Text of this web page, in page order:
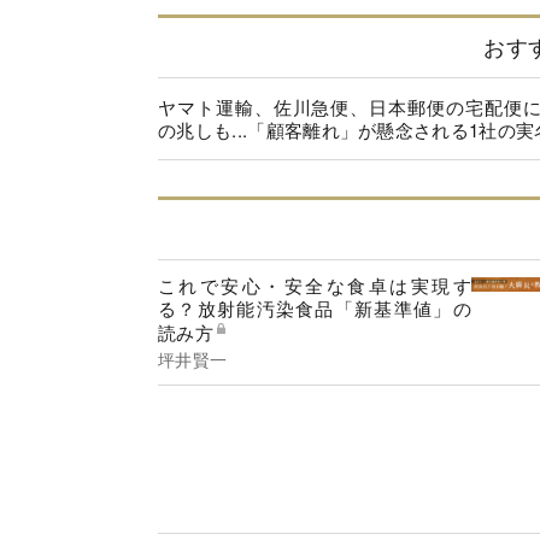
おす
ヤマト運輸、佐川急便、日本郵便の宅配便
の兆しも...「顧客離れ」が懸念される1社の実
これで安心・安全な食卓は実現す
る？放射能汚染食品「新基準値」の
読み方
坪井賢一